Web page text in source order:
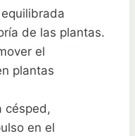
de las plantas.
el
plantas
césped,
en el